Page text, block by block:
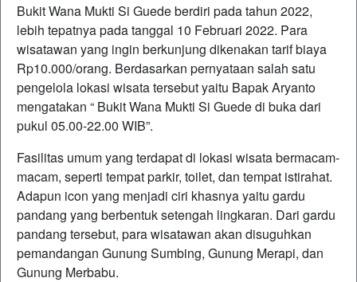
Bukit Wana Mukti Si Guede berdiri pada tahun 2022,
lebih tepatnya pada tanggal 10 Februari 2022. Para
wisatawan yang ingin berkunjung dikenakan tarif biaya
Rp10.000/orang. Berdasarkan pernyataan salah satu
pengelola lokasi wisata tersebut yaitu Bapak Aryanto
mengatakan “ Bukit Wana Mukti Si Guede di buka dari
pukul 05.00-22.00 WIB”.
Fasilitas umum yang terdapat di lokasi wisata bermacam-
macam, seperti tempat parkir, toilet, dan tempat istirahat.
Adapun icon yang menjadi ciri khasnya yaitu gardu
pandang yang berbentuk setengah lingkaran. Dari gardu
pandang tersebut, para wisatawan akan disuguhkan
pemandangan Gunung Sumbing, Gunung Merapi, dan
Gunung Merbabu.